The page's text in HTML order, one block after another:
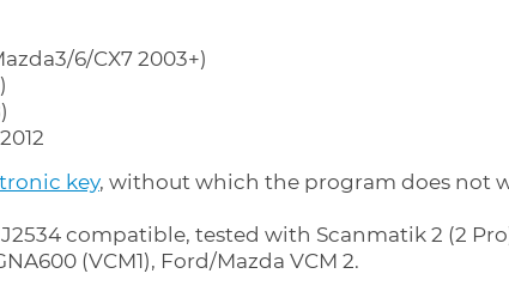
6/CX7 2003+)
key, without which the program does not
compatible, tested with Scanmatik 2 (2
(VCM1), Ford/Mazda VCM 2.